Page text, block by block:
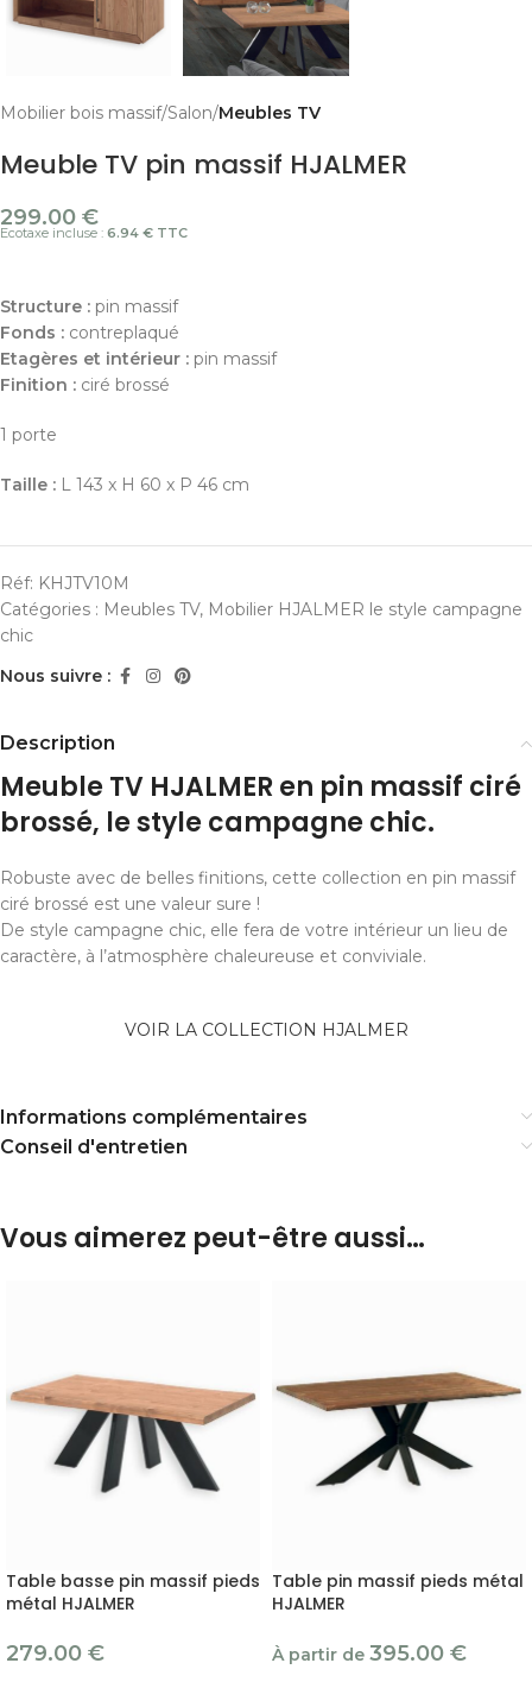
Mobilier bois massif Salon Meubles TV
Meuble TV pin massif HJALMER
299.00 €
Ecotaxe incluse : 6.94 € TTC
Structure : pin massif
Fonds : contreplaqué
Etagères et intérieur : pin massif
Finition : ciré brossé
1 porte
Taille : L 143 x H 60 x P 46 cm
Réf: KHJTV10M
Catégories : Meubles TV, Mobilier HJALMER le style campagne
chic
Nous suivre :
Description
Meuble TV HJALMER en pin massif ciré
brossé, le style campagne chic.
Robuste avec de belles finitions, cette collection en pin massif
ciré brossé est une valeur sure !
De style campagne chic, elle fera de votre intérieur un lieu de
caractère, à l’atmosphère chaleureuse et conviviale.
VOIR LA COLLECTION HJALMER
Informations complémentaires
Conseil d'entretien
Vous aimerez peut-être aussi…
Table basse pin massif pieds
métal HJALMER
279.00 €
Table pin massif pieds métal
HJALMER
À partir de 395.00 €